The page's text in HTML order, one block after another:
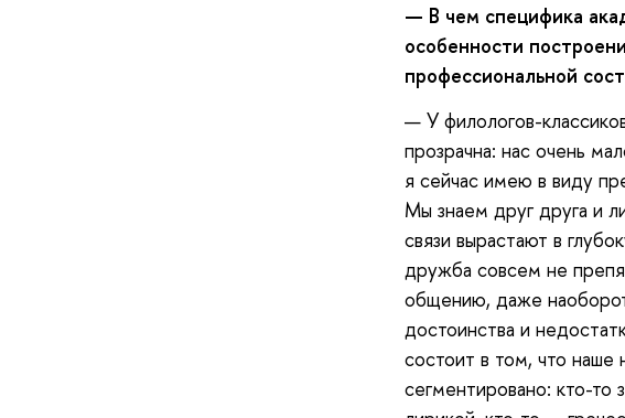
— В чем специфика
особенности
профессиональной
— У филологов-
прозрачна: нас очень
я сейчас имею в виду
Мы знаем друг друга и
связи вырастают в
дружба совсем не
общению, даже
достоинства и
состоит в том, что
сегментировано: кто-то